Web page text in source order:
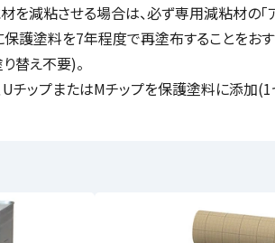
を減粘させる場合は、必ず専用減粘材の「
護塗料を7年程度で再塗布することをおす
替え不要)。
チップまたはMチップを保護塗料に添加